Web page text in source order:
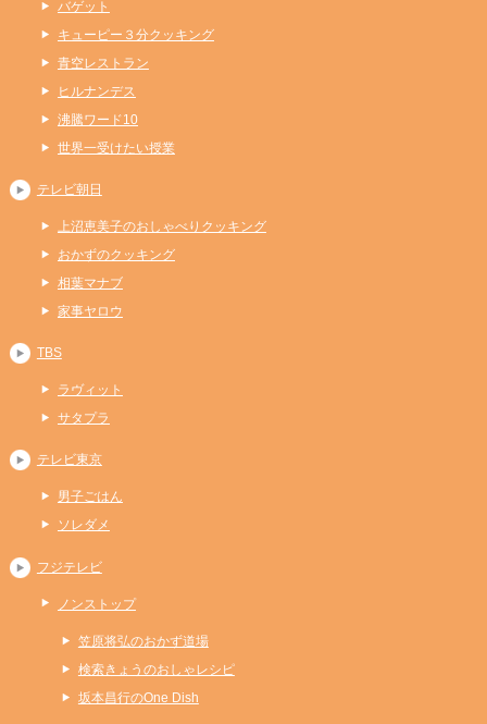
バゲット
キューピー３分クッキング
青空レストラン
ヒルナンデス
沸騰ワード10
世界一受けたい授業
テレビ朝日
上沼恵美子のおしゃべりクッキング
おかずのクッキング
相葉マナブ
家事ヤロウ
TBS
ラヴィット
サタプラ
テレビ東京
男子ごはん
ソレダメ
フジテレビ
ノンストップ
笠原将弘のおかず道場
検索きょうのおしゃレシピ
坂本昌行のOne Dish